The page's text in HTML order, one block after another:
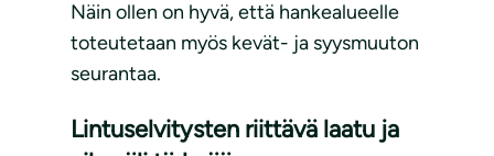
Näin ollen on hyvä, että hankealueelle
toteutetaan myös kevät- ja syysmuuton
seurantaa.
Lintuselvitysten riittävä laatu ja